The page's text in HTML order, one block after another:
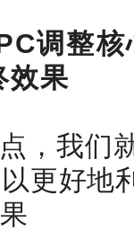
调整
效果
，我们
更好地